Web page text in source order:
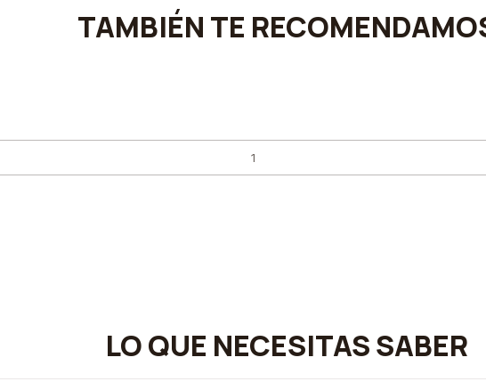
TAMBIÉN TE
LO QUE NECESITAS SABER